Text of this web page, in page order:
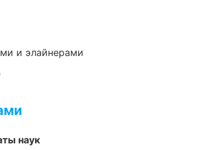
и элайнерами
наук